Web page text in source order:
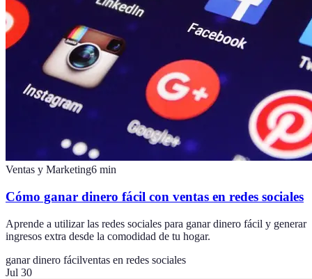
Ventas y Marketing6 min
Cómo ganar dinero fácil con ventas en redes sociales
Aprende a utilizar las redes sociales para ganar dinero fácil y generar
ingresos extra desde la comodidad de tu hogar.
ganar dinero fácilventas en redes sociales
Jul 30